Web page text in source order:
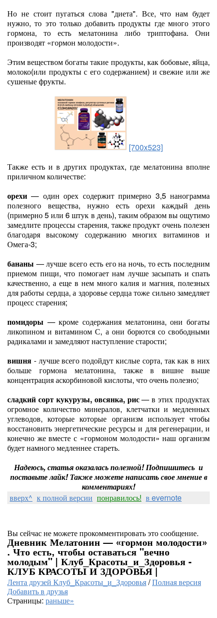
Но не стоит пугаться слова "диета". Все, что нам будет
нужно, то это только добавить продукты где много этого
гормона, то есть мелатонина либо триптофана. Они
производят «гормон молодости».
Этим веществом богаты такие продукты, как бобовые, яйца,
молоко(или продукты с его содержанием) и свежие или же
сушеные фрукты.
[700x523]
Также есть и в других продуктах, где мелатонина вполне
приличном количестве:
орехи— один орех содержит примерно 3,5 нанограмма
полезного вещества, нужно есть орехи каждый день
(примерно 5 или 6 штук в день), таким образом вы ощутимо
замедлите процессы старения, также продукт очень полезен
благодаря высокому содержанию многих витаминов и
Омега-3;
бананы — лучше всего есть его на ночь, то есть последним
приемом пищи, что помогает нам лучше засыпать и спать
качественно, а еще в нем много калия и магния, полезных
для работы сердца, а здоровье сердца тоже сильно замедляет
процесс старения;
помидоры — кроме содержания мелатонина, они богаты
ликопином и витамином С, а они борются со свободными
радикалами и замедляют наступление старости;
вишня - лучше всего подойдут кислые сорта, так как в них
больше гормона мелатонина, также в вишне выше
концентрация аскорбиновой кислоты, что очень полезно;
сладкий сорт кукурузы, овсянка, рис— в этих продуктах
огромное количество минералов, клетчатки и медленных
углеводов, которые которые организм использует чтобы
восстановить энергетические ресурсы и для регенерации, и
конечно же вместе с «гормоном молодости» наш организм
будет намного медленнее стареть.
Надеюсь, статья оказалась полезной! Подпишитесь и
поставьте лайк! Также можете написать свое мнение в
комментариях!
вверх^ к полной версии понравилось! в evernote
Вы сейчас не можете прокомментировать это сообщение.
Дневник Мелатонин — «гормон молодости»
. Что есть, чтобы оставаться "вечно
молодым" | Клуб_Красоты_и_Здоровья -
КЛУБ КРАСОТЫ И ЗДОРОВЬЯ |
Лента друзей Клуб_Красоты_и_Здоровья/Полная версия
Добавить в друзья
Страницы: раньше»